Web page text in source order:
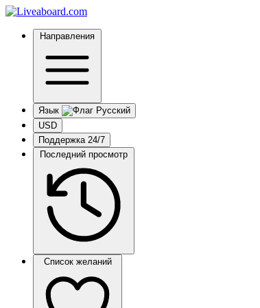
Направления
Язык
USD
Поддержка 24/7
Последний просмотр
Список желаний